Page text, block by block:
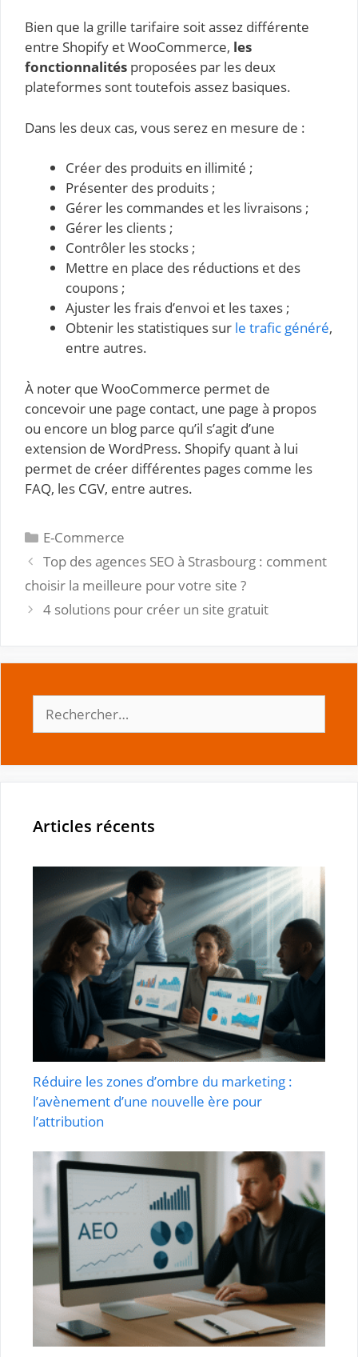
Bien que la grille tarifaire soit assez différente
entre Shopify et WooCommerce, les
fonctionnalités proposées par les deux
plateformes sont toutefois assez basiques.
Dans les deux cas, vous serez en mesure de :
Créer des produits en illimité ;
Présenter des produits ;
Gérer les commandes et les livraisons ;
Gérer les clients ;
Contrôler les stocks ;
Mettre en place des réductions et des
coupons ;
Ajuster les frais d’envoi et les taxes ;
Obtenir les statistiques sur le trafic généré,
entre autres.
À noter que WooCommerce permet de
concevoir une page contact, une page à propos
ou encore un blog parce qu’il s’agit d’une
extension de WordPress. Shopify quant à lui
permet de créer différentes pages comme les
FAQ, les CGV, entre autres.
Catégories
E-Commerce
Top des agences SEO à Strasbourg : comment
choisir la meilleure pour votre site ?
4 solutions pour créer un site gratuit
Articles récents
Réduire les zones d’ombre du marketing :
l’avènement d’une nouvelle ère pour
l’attribution